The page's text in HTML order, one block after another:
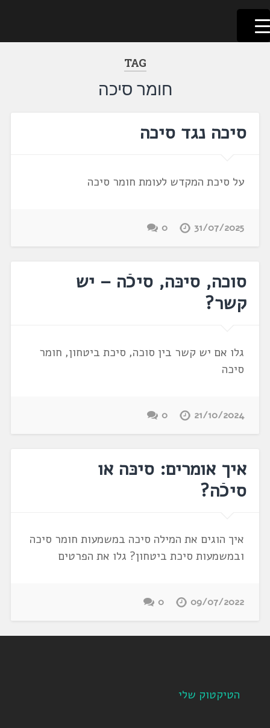
דלג
לתוכן
לשוניאדה
עברית. לשון. שפה
TAG
חומר סיכה
סיכה נגד סיכה
על סיכת המקדש לעומת חומר סיכה
31/07/2025
0
סוכה, סיכּה, סיכֿה – יש
קשר?
גלו אם יש קשר בין סוכה, סיכת ביטחון, חומר
סיכה
21/10/2024
0
איך אומרים: סיכּה או
סיכֿה?
איך הוגים את המילה סיכה במשמעות חומר סיכה
ובמשמעות סיכת ביטחון? גלו את הפרטים
09/07/2022
0
הטיקטוק שלי